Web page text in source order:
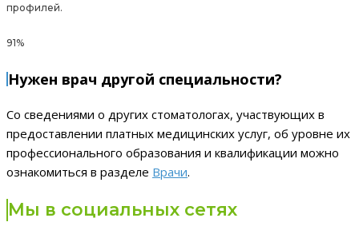
профилей.
91%
Нужен врач другой специальности?
Со сведениями о других стоматологах, участвующих в
предоставлении платных медицинских услуг, об уровне их
профессионального образования и квалификации можно
ознакомиться в разделе Врачи.
Мы в социальных сетях